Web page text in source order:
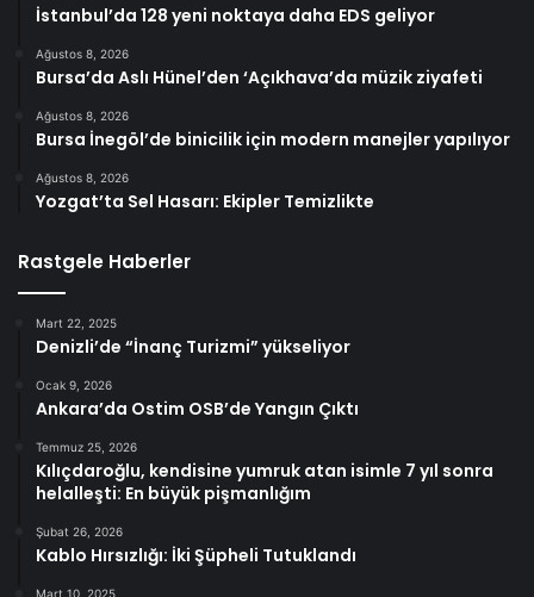
İstanbul’da 128 yeni noktaya daha EDS geliyor
Ağustos 8, 2026
Bursa’da Aslı Hünel’den ‘Açıkhava’da müzik ziyafeti
Ağustos 8, 2026
Bursa İnegöl’de binicilik için modern manejler yapılıyor
Ağustos 8, 2026
Yozgat’ta Sel Hasarı: Ekipler Temizlikte
Rastgele Haberler
Mart 22, 2025
Denizli’de “İnanç Turizmi” yükseliyor
Ocak 9, 2026
Ankara’da Ostim OSB’de Yangın Çıktı
Temmuz 25, 2026
Kılıçdaroğlu, kendisine yumruk atan isimle 7 yıl sonra
helalleşti: En büyük pişmanlığım
Şubat 26, 2026
Kablo Hırsızlığı: İki Şüpheli Tutuklandı
Mart 10, 2025